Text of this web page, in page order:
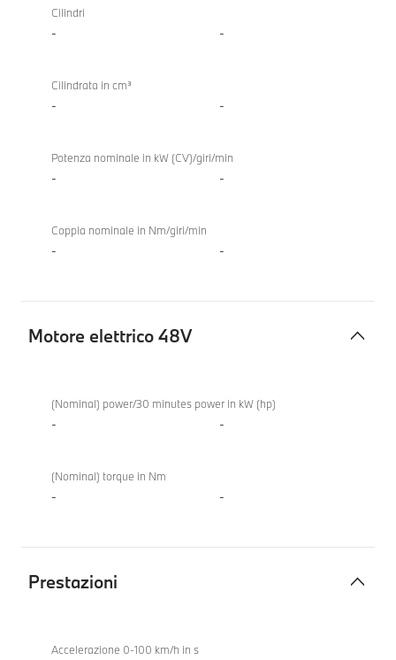
combustione
X5 40
xDrive
Cilindri
- -
Cilindrata in cm³
- -
Potenza nominale in kW (CV)/giri/min
- -
Coppia nominale in Nm/giri/min
- -
Motore elettrico 48V
elettrico
48V
X5 40
xDrive
(Nominal) power/30 minutes power in kW (hp)
- -
(Nominal) torque in Nm
- -
Prestazioni
X5 40
Accelerazione 0-100 km/h in s